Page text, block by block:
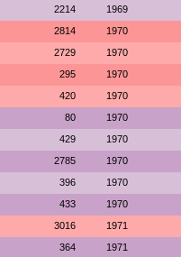
2214 1969
2814 1970
2729 1970
295 1970
420 1970
80 1970
429 1970
2785 1970
396 1970
433 1970
3016 1971
364 1971